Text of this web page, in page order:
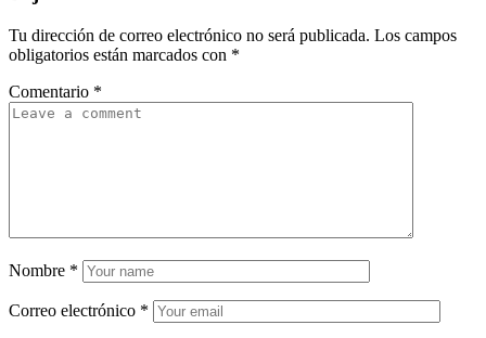
Tu dirección de correo electrónico no será publicada. Los campos
obligatorios están marcados con *
Comentario *
Nombre *
Correo electrónico *